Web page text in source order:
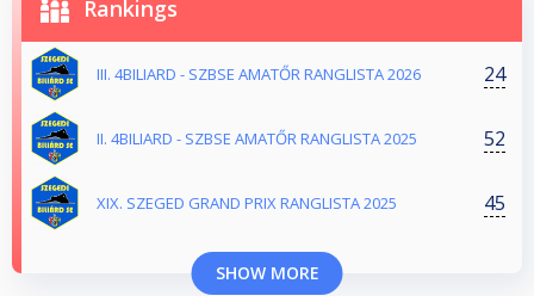
Rankings
III. 4BILIARD - SZBSE AMATŐR RANGLISTA 2026 24
II. 4BILIARD - SZBSE AMATŐR RANGLISTA 2025 52
XIX. SZEGED GRAND PRIX RANGLISTA 2025 45
SHOW MORE